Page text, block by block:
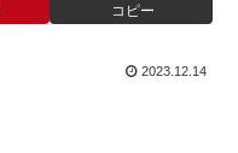
コピー
2023.12.14